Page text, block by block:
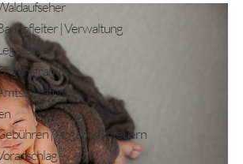
| Verwaltung
| Abgaben | Steuern